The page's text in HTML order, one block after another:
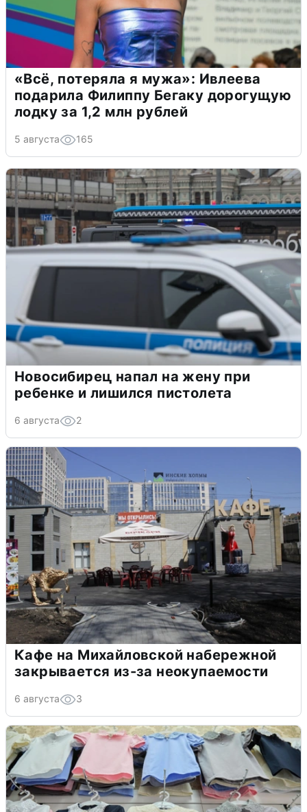
«Всё, потеряла я мужа»: Ивлеева
подарила Филиппу Бегаку дорогущую
лодку за 1,2 млн рублей
5 августа 165
Новосибирец напал на жену при
ребенке и лишился пистолета
6 августа 2
Кафе на Михайловской набережной
закрывается из-за неокупаемости
6 августа 3